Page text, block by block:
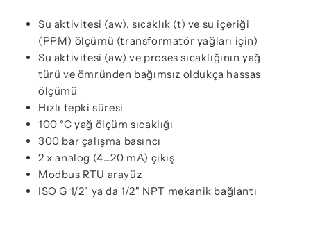
Su aktivitesi (aw), sıcaklık (t) ve su içeriği
(PPM) ölçümü (transformatör yağları için)
Su aktivitesi (aw) ve proses sıcaklığının yağ
türü ve ömründen bağımsız oldukça hassas
ölçümü
Hızlı tepki süresi
100 °C yağ ölçüm sıcaklığı
300 bar çalışma basıncı
2 x analog (4…20 mA) çıkış
Modbus RTU arayüz
ISO G 1/2" ya da 1/2" NPT mekanik bağlantı